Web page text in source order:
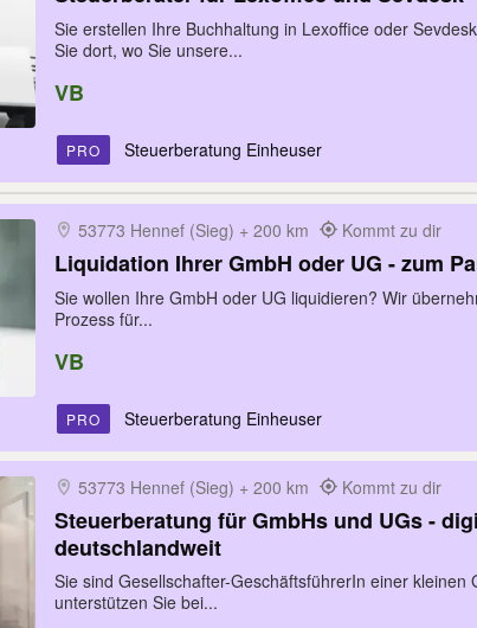
Sie erstellen Ihre Buchhaltung in Lexoffice oder
Sie dort, wo Sie unsere...
VB
PRO Steuerberatung Einheuser
53773 Hennef (Sieg) + 200 km Kommt zu dir
Liquidation Ihrer GmbH oder UG - zum
Sie wollen Ihre GmbH oder UG liquidieren? Wir
Prozess für...
VB
PRO Steuerberatung Einheuser
53773 Hennef (Sieg) + 200 km Kommt zu dir
Steuerberatung für GmbHs und UGs -
deutschlandweit
Sie sind Gesellschafter-GeschäftsführerIn einer kleinen
unterstützen Sie bei...